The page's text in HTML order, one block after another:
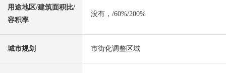
用途地区/建筑面积比/
容积率
没有，/60%/200%
城市规划 市街化调整区域